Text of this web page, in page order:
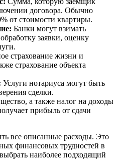
договора. Обычно
от стоимости квартиры.
Банки могут взимать
заявки, оценку
страхование жизни и
страхование объекта
Услуги нотариуса могут быть
сделки.
а также налог на доходы
прибыль от сдачи
все описанные расходы. Это
финансовых трудностей в
наиболее подходящий